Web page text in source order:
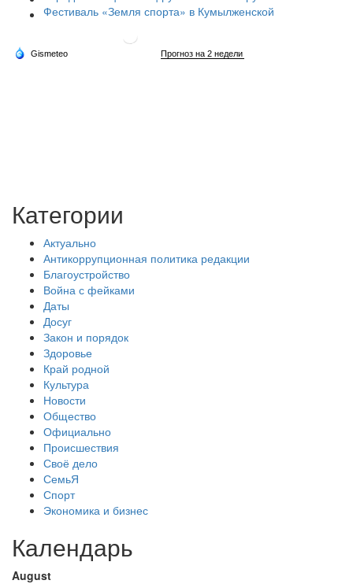
Фестиваль «Земля спорта» в Кумылженской
Категории
Актуально
Антикоррупционная политика редакции
Благоустройство
Война с фейками
Даты
Досуг
Закон и порядок
Здоровье
Край родной
Культура
Новости
Общество
Официально
Происшествия
Своё дело
СемьЯ
Спорт
Экономика и бизнес
Календарь
August